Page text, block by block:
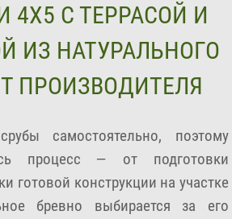
4Х5 С ТЕРРАСОЙ И
ИЗ НАТУРАЛЬНОГО
ПРОИЗВОДИТЕЛЯ
самостоятельно, поэтому
процесс — от подготовки
готовой конструкции на участке
бревно выбирается за его